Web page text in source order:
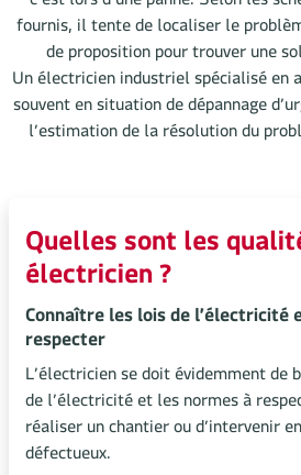
fournis, il tente de localiser le
de proposition pour trouver une
Un électricien industriel spécialisé en
souvent en situation de dépannage
l’estimation de la résolution du
Quelles sont les
électricien ?
Connaître les lois de l’électricité
respecter
L’électricien se doit évidemment de
de l’électricité et les normes à
réaliser un chantier ou d’intervenir
défectueux.